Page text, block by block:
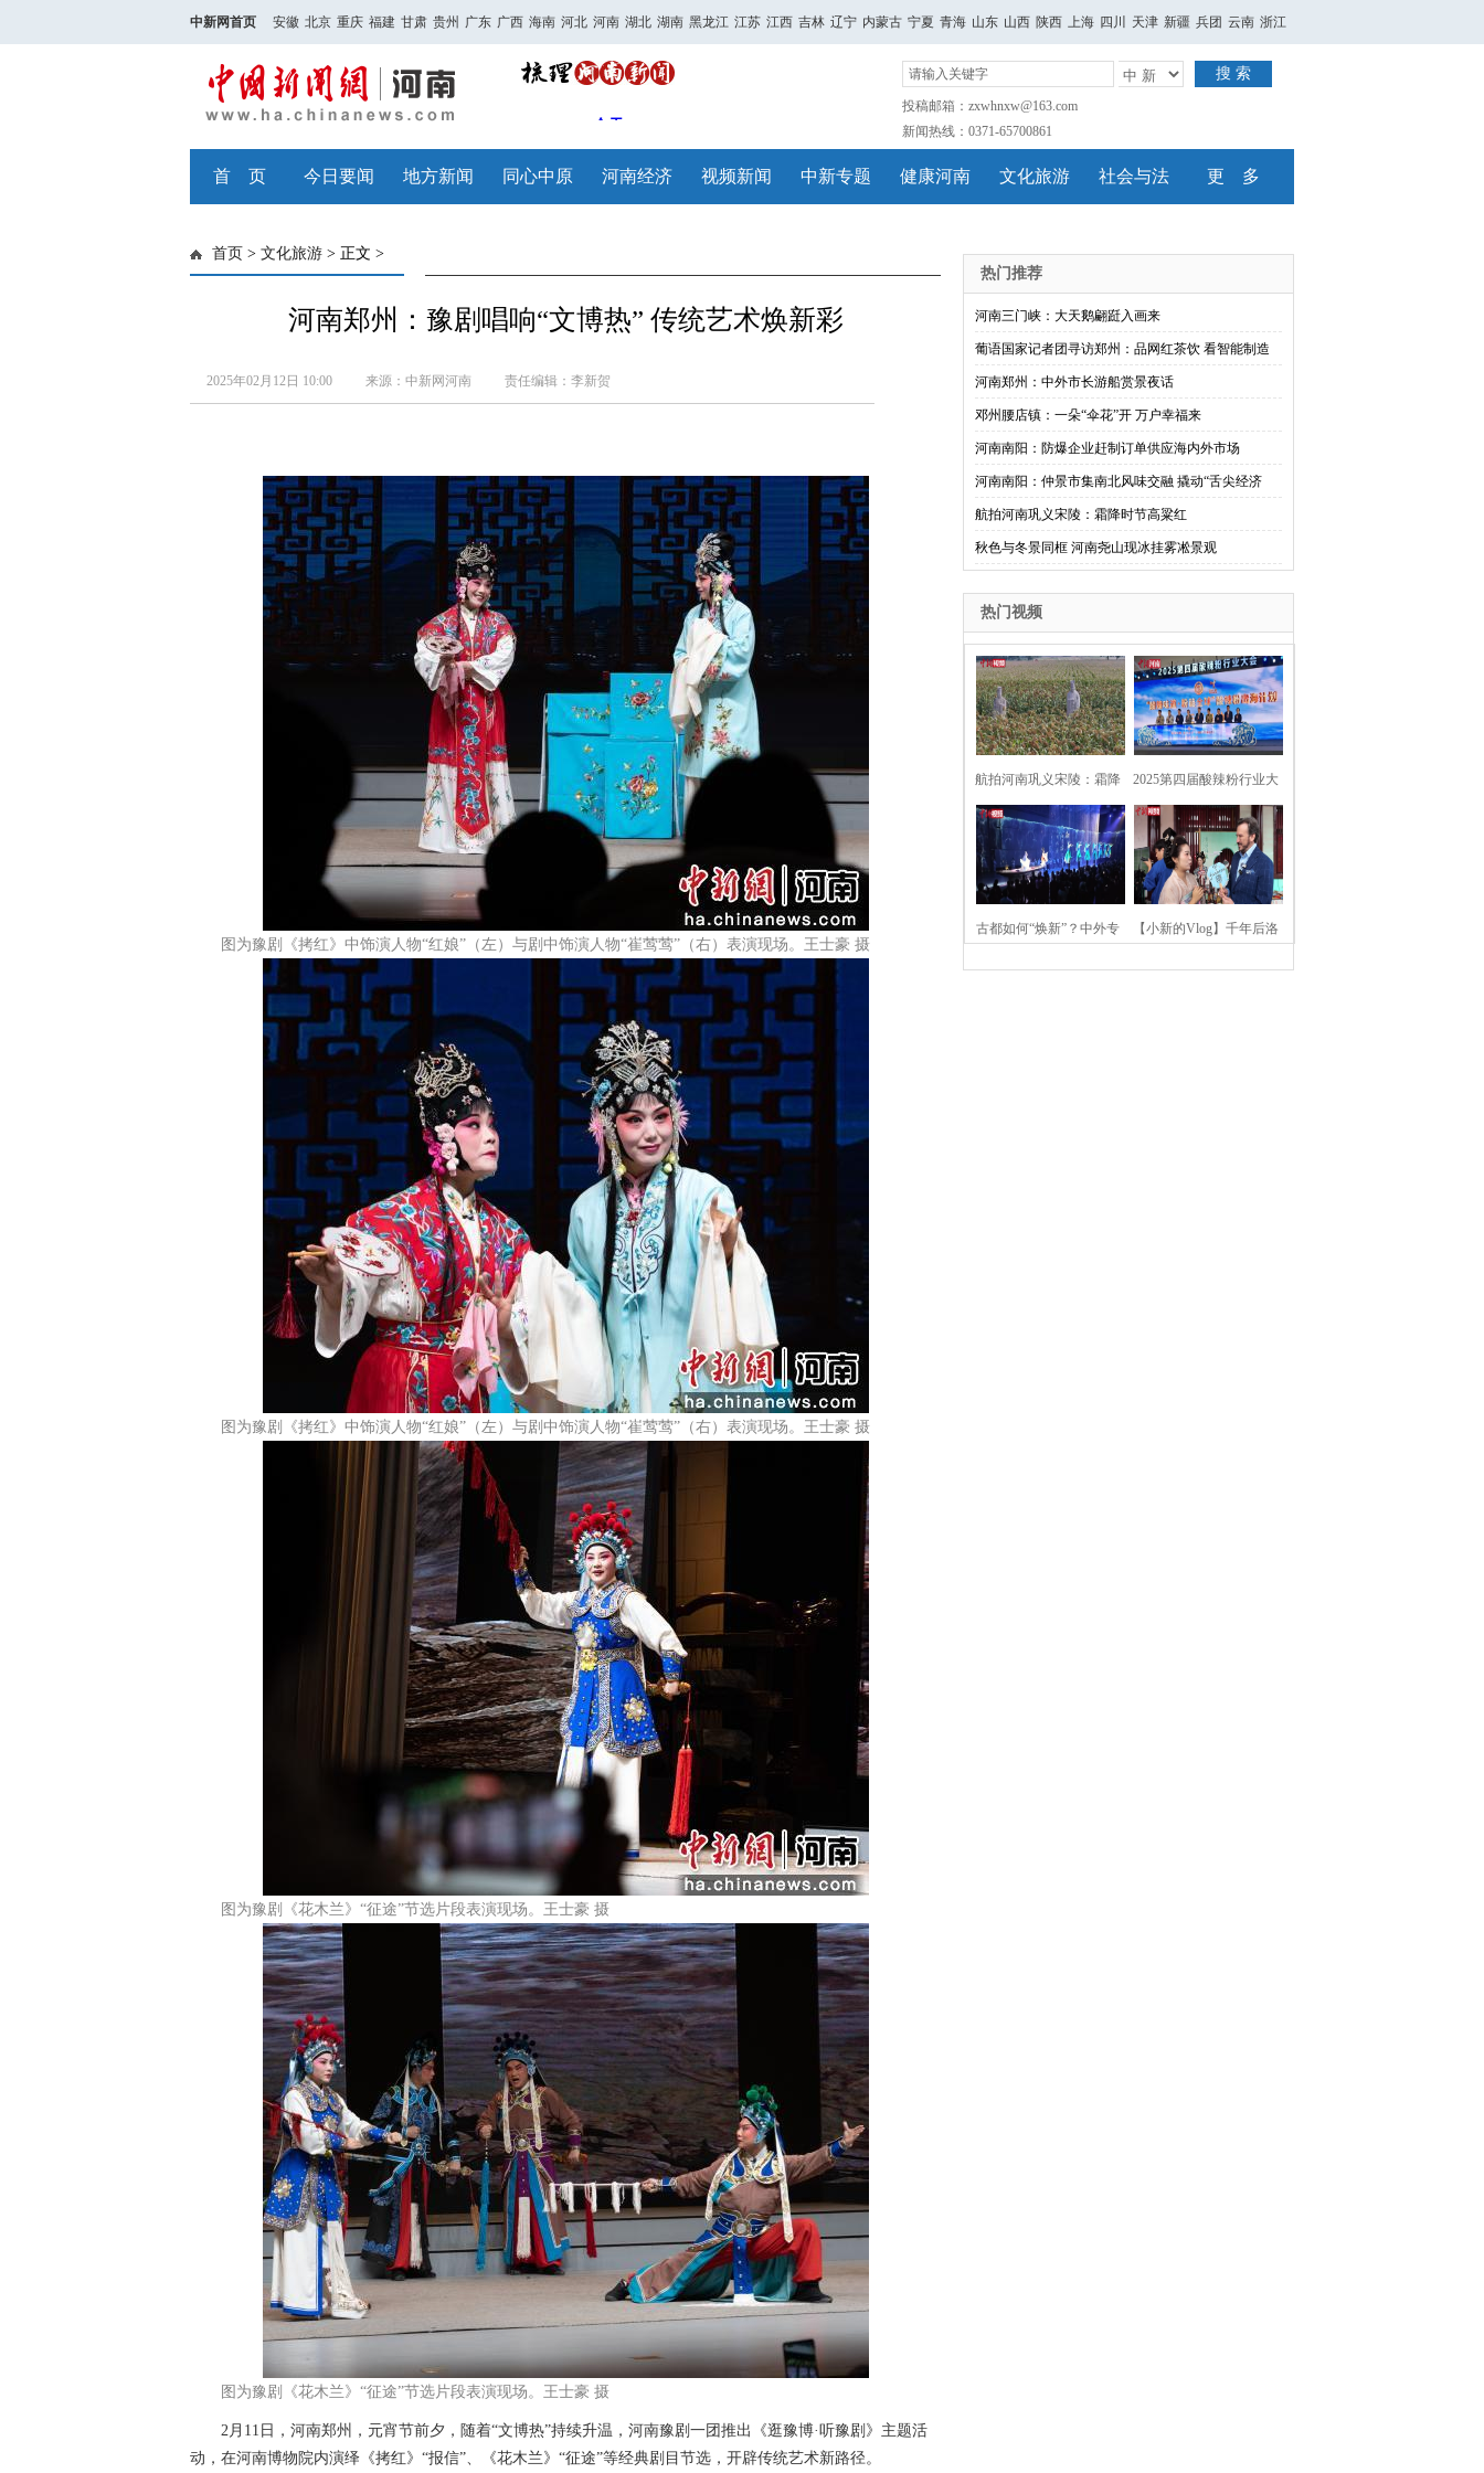
中新网首页 安徽 北京 重庆 福建 甘肃 贵州 广东 广西 海南 河北 河南 湖北 湖南 黑龙江 江苏 江西 吉林 辽宁 内蒙古 宁夏 青海 山东 山西 陕西 上海 四川 天津 新疆 兵团 云南 浙江
搜 索
投稿邮箱：zxwhnxw@163.com
新闻热线：0371-65700861
首 页 今日要闻 地方新闻 同心中原 河南经济 视频新闻 中新专题 健康河南 文化旅游 社会与法 更 多
首页 > 文化旅游 > 正文 >
河南郑州：豫剧唱响“文博热” 传统艺术焕新彩
2025年02月12日 10:00 来源：中新网河南 责任编辑：李新贺
图为豫剧《拷红》中饰演人物“红娘”（左）与剧中饰演人物“崔莺莺”（右）表演现场。王士豪 摄
图为豫剧《拷红》中饰演人物“红娘”（左）与剧中饰演人物“崔莺莺”（右）表演现场。王士豪 摄
图为豫剧《花木兰》“征途”节选片段表演现场。王士豪 摄
图为豫剧《花木兰》“征途”节选片段表演现场。王士豪 摄
2月11日，河南郑州，元宵节前夕，随着“文博热”持续升温，河南豫剧一团推出《逛豫博·听豫剧》主题活
动，在河南博物院内演绎《拷红》“报信”、《花木兰》“征途”等经典剧目节选，开辟传统艺术新路径。
热门推荐
河南三门峡：大天鹅翩跹入画来
葡语国家记者团寻访郑州：品网红茶饮 看智能制造
河南郑州：中外市长游船赏景夜话
邓州腰店镇：一朵“伞花”开 万户幸福来
河南南阳：防爆企业赶制订单供应海内外市场
河南南阳：仲景市集南北风味交融 撬动“舌尖经济
航拍河南巩义宋陵：霜降时节高粱红
秋色与冬景同框 河南尧山现冰挂雾凇景观
热门视频
航拍河南巩义宋陵：霜降
时节高粱红
2025第四届酸辣粉行业大
会在河南开封举行
古都如何“焕新”？中外专 【小新的Vlog】千年后洛